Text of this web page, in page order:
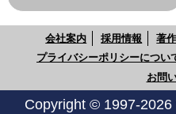
会社案内 採用情報 著
プライバシーポリシーについ
お問
Copyright © 1997-